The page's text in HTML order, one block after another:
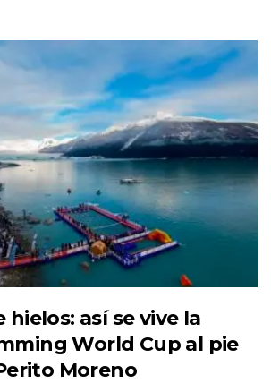
así se vive la
World Cup al pie
Moreno